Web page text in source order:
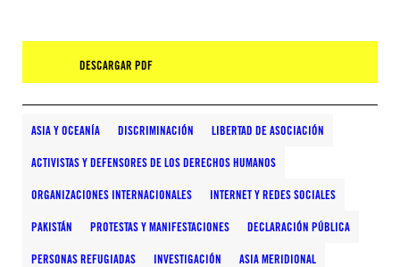
DESCARGAR PDF
ASIA Y OCEANÍA DISCRIMINACIÓN LIBERTAD DE ASOCIACIÓN
ACTIVISTAS Y DEFENSORES DE LOS DERECHOS HUMANOS
ORGANIZACIONES INTERNACIONALES INTERNET Y REDES SOCIALES
PAKISTÁN PROTESTAS Y MANIFESTACIONES DECLARACIÓN PÚBLICA
PERSONAS REFUGIADAS INVESTIGACIÓN ASIA MERIDIONAL